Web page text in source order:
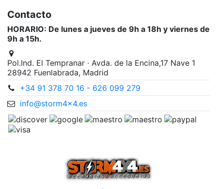
Contacto
HORARIO: De lunes a jueves de 9h a 18h y viernes de
9h a 15h.
Pol.Ind. El Tempranar · Avda. de la Encina,17 Nave 1
28942 Fuenlabrada, Madrid
+34 91 378 70 16 - 626 099 279
info@storm4x4.es